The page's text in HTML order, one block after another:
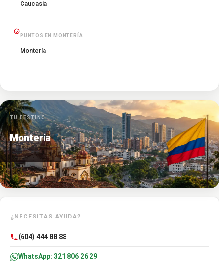
Caucasia
PUNTOS EN MONTERÍA
Montería
TU DESTINO
Montería
¿NECESITAS AYUDA?
(604) 444 88 88
WhatsApp: 321 806 26 29